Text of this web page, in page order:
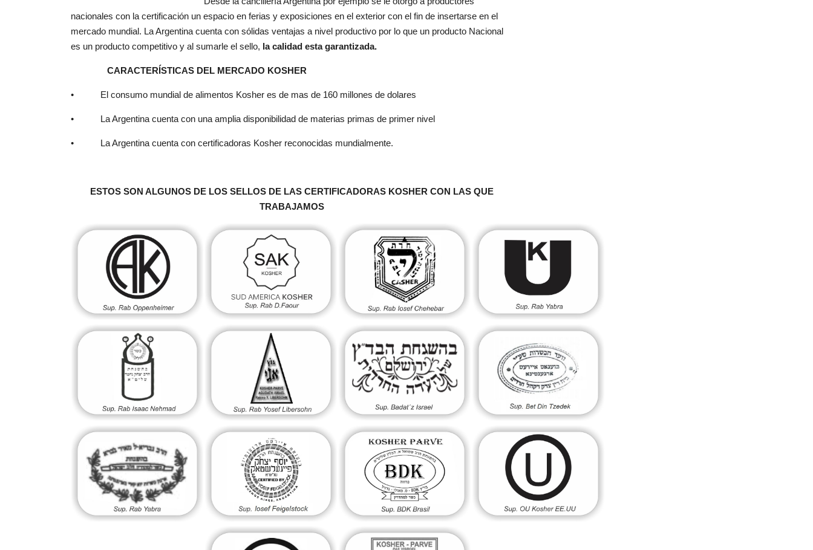
nacionales con la certificación un espacio en ferias y exposiciones en el exterior con el fin de insertarse en el
mercado mundial. La Argentina cuenta con sólidas ventajas a nivel productivo por lo que un producto Nacional
es un producto competitivo y al sumarle el sello, la calidad esta garantizada.
CARACTERÍSTICAS DEL MERCADO KOSHER
• El consumo mundial de alimentos Kosher es de mas de 160 millones de dolares
• La Argentina cuenta con una amplia disponibilidad de materias primas de primer nivel
• La Argentina cuenta con certificadoras Kosher reconocidas mundialmente.
ESTOS SON ALGUNOS DE LOS SELLOS DE LAS CERTIFICADORAS KOSHER CON LAS QUE
TRABAJAMOS